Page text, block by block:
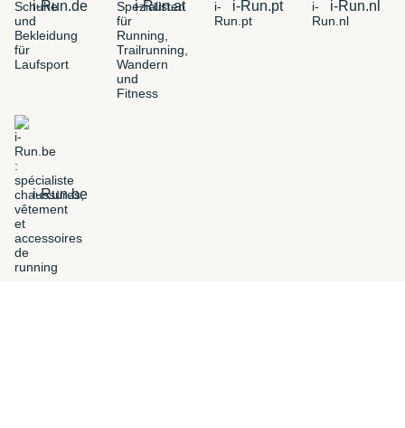
i-Run.de i-Run.at i-Run.pt i-Run.nl
i-Run.be